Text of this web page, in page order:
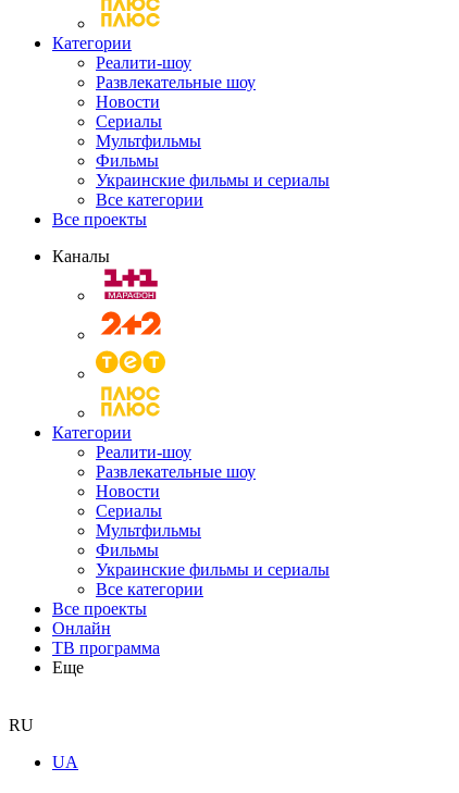
Категории
Реалити-шоу
Развлекательные шоу
Новости
Сериалы
Мультфильмы
Фильмы
Украинские фильмы и сериалы
Все категории
Все проекты
Каналы
Категории
Реалити-шоу
Развлекательные шоу
Новости
Сериалы
Мультфильмы
Фильмы
Украинские фильмы и сериалы
Все категории
Все проекты
Онлайн
ТВ программа
Еще
RU
UA